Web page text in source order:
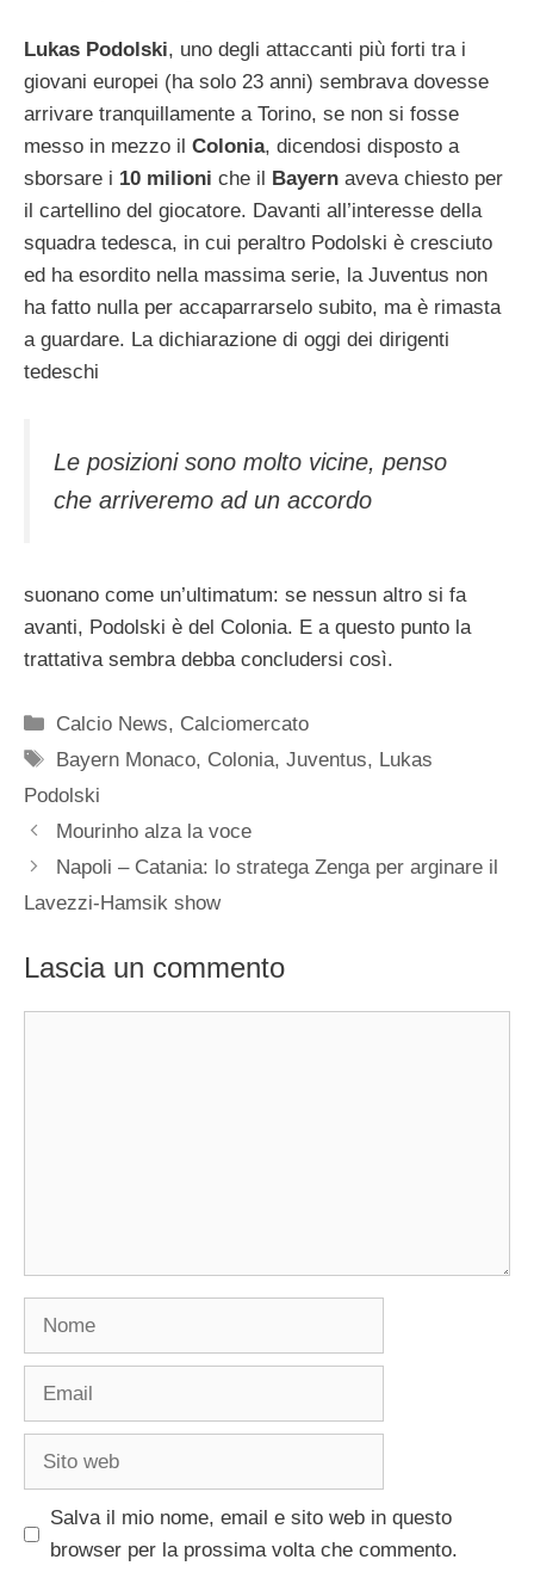
Lukas Podolski, uno degli attaccanti più forti tra i
giovani europei (ha solo 23 anni) sembrava dovesse
arrivare tranquillamente a Torino, se non si fosse
messo in mezzo il Colonia, dicendosi disposto a
sborsare i 10 milioni che il Bayern aveva chiesto per
il cartellino del giocatore. Davanti all’interesse della
squadra tedesca, in cui peraltro Podolski è cresciuto
ed ha esordito nella massima serie, la Juventus non
ha fatto nulla per accaparrarselo subito, ma è rimasta
a guardare. La dichiarazione di oggi dei dirigenti
tedeschi
Le posizioni sono molto vicine, penso
che arriveremo ad un accordo
suonano come un’ultimatum: se nessun altro si fa
avanti, Podolski è del Colonia. E a questo punto la
trattativa sembra debba concludersi così.
Categorie
Calcio News, Calciomercato
Tag
Bayern Monaco, Colonia,Juventus, Lukas
Podolski
Mourinho alza la voce
Napoli – Catania: lo stratega Zenga per arginare il
Lavezzi-Hamsik show
Lascia un commento
Nome
Email
Sito
Salva il mio nome, email e sito web in questo
browser per la prossima volta che commento.